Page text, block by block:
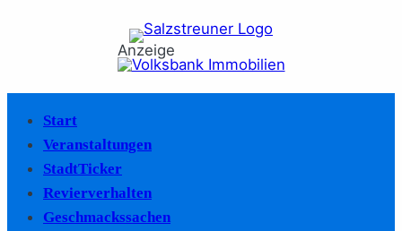
Anzeige
Start
Veranstaltungen
StadtTicker
Revierverhalten
Geschmackssachen